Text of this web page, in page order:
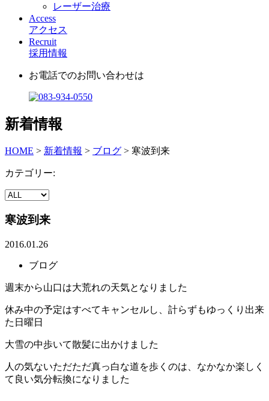
レーザー治療
Access
アクセス
Recruit
採用情報
お電話でのお問い合わせは
新着情報
HOME > 新着情報 > ブログ > 寒波到来
カテゴリー:
寒波到来
2016.01.26
ブログ
週末から山口は大荒れの天気となりました
休み中の予定はすべてキャンセルし、計らずもゆっくり出来
た日曜日
大雪の中歩いて散髪に出かけました
人の気ないただただ真っ白な道を歩くのは、なかなか楽しく
て良い気分転換になりました